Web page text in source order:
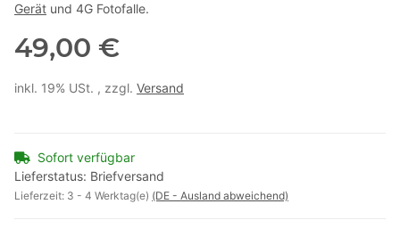
Gerät und 4G Fotofalle.
49,00 €
inkl. 19% USt. , zzgl. Versand
Sofort verfügbar
Lieferstatus: Briefversand
Lieferzeit: 3 - 4 Werktag(e) (DE - Ausland abweichend)